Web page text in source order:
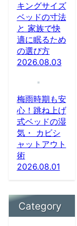
キングサイズ
ベッドの寸法
と 家族で快
適に眠るため
の選び方
2026.08.03
梅雨時期も安
心！跳ね上げ
式ベッドの湿
気・ カビシ
ャットアウト
術
2026.08.01
Category